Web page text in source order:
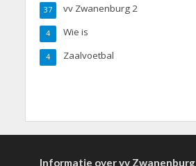
vv Zwanenburg 2
37
Wie is
4
Zaalvoetbal
4
Informatie over vv Zwanenburg